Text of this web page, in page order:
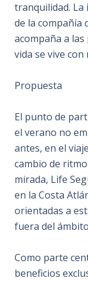
tranquilidad.
de la compañía
acompaña a
vida se vive
Propuesta
El punto de
el verano no
antes, en el
cambio de
mirada, Life
en la Costa
orientadas a
fuera del
Como parte
beneficios